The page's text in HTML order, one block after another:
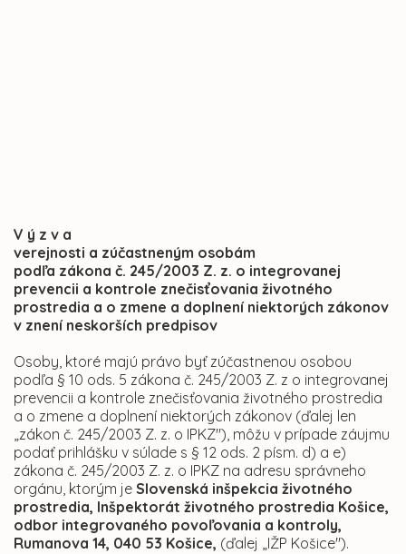
V ý z v a
verejnosti a zúčastneným osobám
podľa zákona č. 245/2003 Z. z. o integrovanej
prevencii a kontrole znečisťovania životného
prostredia a o zmene a doplnení niektorých zákonov
v znení neskorších predpisov
Osoby, ktoré majú právo byť zúčastnenou osobou
podľa § 10 ods. 5 zákona č. 245/2003 Z. z o integrovanej
prevencii a kontrole znečisťovania životného prostredia
a o zmene a doplnení niektorých zákonov (ďalej len
„zákon č. 245/2003 Z. z. o IPKZ"), môžu v prípade záujmu
podať prihlášku v súlade s § 12 ods. 2 písm. d) a e)
zákona č. 245/2003 Z. z. o IPKZ na adresu správneho
orgánu, ktorým je Slovenská inšpekcia životného
prostredia, Inšpektorát životného prostredia Košice,
odbor integrovaného povoľovania a kontroly,
Rumanova 14, 040 53 Košice, (ďalej „IŽP Košice").